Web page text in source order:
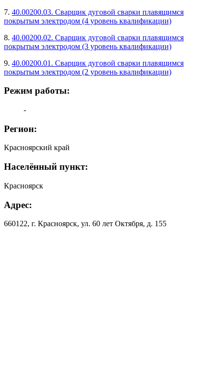
7. 40.00200.03. Сварщик дуговой сварки плавящимся
покрытым электродом (4 уровень квалификации)
8. 40.00200.02. Сварщик дуговой сварки плавящимся
покрытым электродом (3 уровень квалификации)
9. 40.00200.01. Сварщик дуговой сварки плавящимся
покрытым электродом (2 уровень квалификации)
Режим работы:
-
Регион:
Красноярский край
Населённый пункт:
Красноярск
Адрес:
660122, г. Красноярск, ул. 60 лет Октября, д. 155